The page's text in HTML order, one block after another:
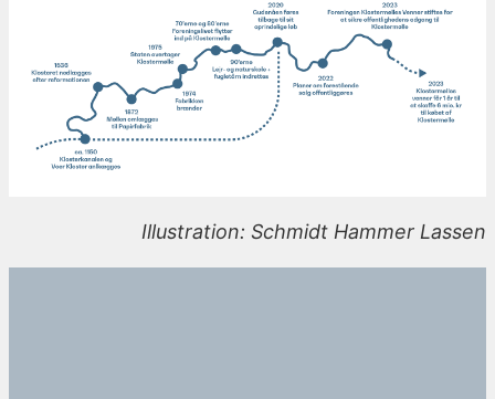
Illustration: Schmidt Hammer Lassen